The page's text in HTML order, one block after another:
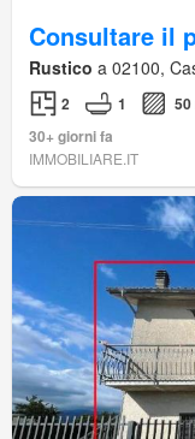
Consultare il
Rustico a 02100,
2 1
50
30+ giorni fa
IMMOBILIARE.IT